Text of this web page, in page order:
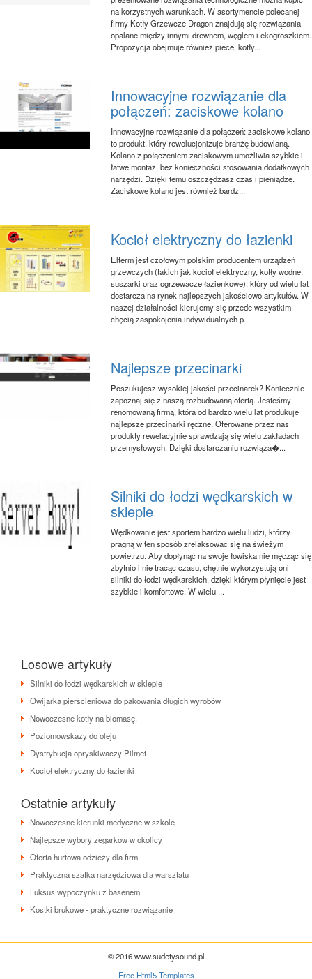
na korzystnych warunkach. W asortymencie polecanej
firmy Kotły Grzewcze Dragon znajdują się rozwiązania
opalane między innymi drewnem, węglem i ekogroszkiem.
Propozycja obejmuje również piece, kotły...
Innowacyjne rozwiązanie dla
połączeń: zaciskowe kolano
Innowacyjne rozwiązanie dla połączeń: zaciskowe kolano
to produkt, który rewolucjonizuje branżę budowlaną.
Kolano z połączeniem zaciskowym umożliwia szybkie i
łatwe montaż, bez konieczności stosowania dodatkowych
narzędzi. Dzięki temu oszczędzasz czas i pieniądze.
Zaciskowe kolano jest również bardz...
Kocioł elektryczny do łazienki
Elterm jest czołowym polskim producentem urządzeń
grzewczych (takich jak kocioł elektryczny, kotły wodne,
suszarki oraz ogrzewacze łazienkowe), który od wielu lat
dostarcza na rynek najlepszych jakościowo artykułów. W
naszej działalności kierujemy się przede wszystkim
chęcią zaspokojenia indywidualnych p...
Najlepsze przecinarki
Poszukujesz wysokiej jakości przecinarek? Koniecznie
zapoznaj się z naszą rozbudowaną ofertą. Jesteśmy
renomowaną firmą, która od bardzo wielu lat produkuje
najlepsze przecinarki ręczne. Oferowane przez nas
produkty rewelacyjnie sprawdzają się wielu zakładach
przemysłowych. Dzięki dostarczaniu rozwiąza�...
Silniki do łodzi wędkarskich w
sklepie
Wędkowanie jest sportem bardzo wielu ludzi, którzy
pragną w ten sposób zrelaksować się na świeżym
powietrzu. Aby dopłynąć na swoje łowiska nie męcząc się
zbytnio i nie tracąc czasu, chętnie wykorzystują oni
silniki do łodzi wędkarskich, dzięki którym płynięcie jest
szybkie i komfortowe. W wielu ...
Losowe artykuły
Silniki do łodzi wędkarskich w sklepie
Owijarka pierścieniowa do pakowania długich wyrobów
Nowoczesne kotły na biomasę.
Poziomowskazy do oleju
Dystrybucja opryskiwaczy Pilmet
Kocioł elektryczny do łazienki
Ostatnie artykuły
Nowoczesne kierunki medyczne w szkole
Najlepsze wybory zegarków w okolicy
Oferta hurtowa odzieży dla firm
Praktyczna szafka narzędziowa dla warsztatu
Luksus wypoczynku z basenem
Kostki brukowe - praktyczne rozwiązanie
© 2016 www.sudetysound.pl
Free Html5 Templates